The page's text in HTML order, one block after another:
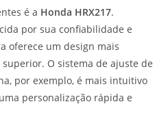
é a Honda HRX217.
por sua confiabilidade e
oferece um design mais
O sistema de ajuste de
por exemplo, é mais intuitivo
personalização rápida e